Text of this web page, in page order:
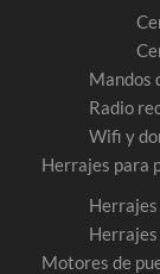
Mandos
Radio
Wifi y
Herrajes para
Motores de